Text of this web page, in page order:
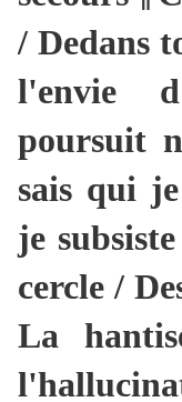
/ Dedans
l'envie
poursuit
sais qui
je
cercle /
La